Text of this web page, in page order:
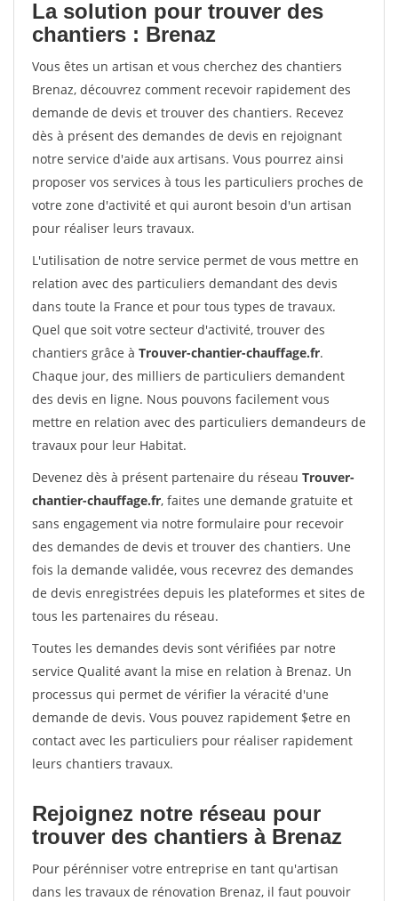
La solution pour trouver des
chantiers : Brenaz
Vous êtes un artisan et vous cherchez des chantiers
Brenaz, découvrez comment recevoir rapidement des
demande de devis et trouver des chantiers. Recevez
dès à présent des demandes de devis en rejoignant
notre service d'aide aux artisans. Vous pourrez ainsi
proposer vos services à tous les particuliers proches de
votre zone d'activité et qui auront besoin d'un artisan
pour réaliser leurs travaux.
L'utilisation de notre service permet de vous mettre en
relation avec des particuliers demandant des devis
dans toute la France et pour tous types de travaux.
Quel que soit votre secteur d'activité, trouver des
chantiers grâce à Trouver-chantier-chauffage.fr.
Chaque jour, des milliers de particuliers demandent
des devis en ligne. Nous pouvons facilement vous
mettre en relation avec des particuliers demandeurs de
travaux pour leur Habitat.
Devenez dès à présent partenaire du réseau Trouver-
chantier-chauffage.fr, faites une demande gratuite et
sans engagement via notre formulaire pour recevoir
des demandes de devis et trouver des chantiers. Une
fois la demande validée, vous recevrez des demandes
de devis enregistrées depuis les plateformes et sites de
tous les partenaires du réseau.
Toutes les demandes devis sont vérifiées par notre
service Qualité avant la mise en relation à Brenaz. Un
processus qui permet de vérifier la véracité d'une
demande de devis. Vous pouvez rapidement $etre en
contact avec les particuliers pour réaliser rapidement
leurs chantiers travaux.
Rejoignez notre réseau pour
trouver des chantiers à Brenaz
Pour pérénniser votre entreprise en tant qu'artisan
dans les travaux de rénovation Brenaz, il faut pouvoir